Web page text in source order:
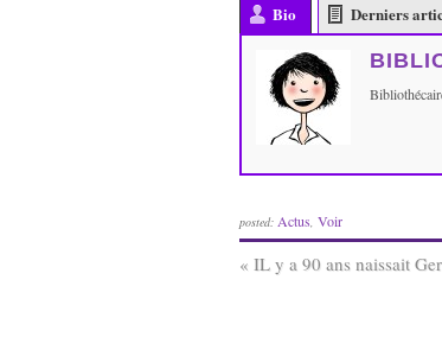
Bio Derniers
posted: Actus Voir
« IL y a 90 ans naissait